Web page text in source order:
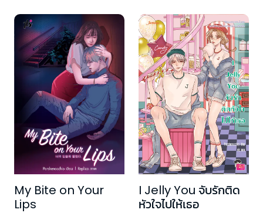
My Bite on Your
Lips
I Jelly You จับรักติด
หัวใจไปให้เธอ